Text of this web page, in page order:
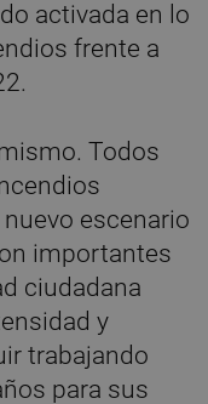
activada en lo
frente a
Todos
escenario
importantes
ciudadana
y
trabajando
para sus